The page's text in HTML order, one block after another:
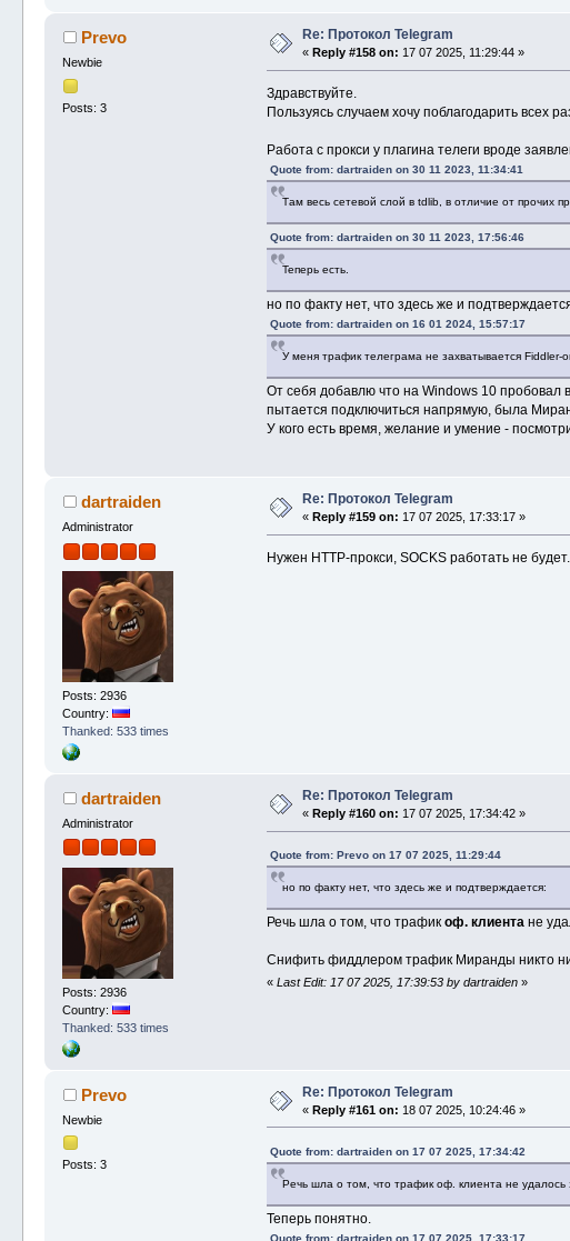
Prevo
Newbie
Posts: 3
Re: Протокол Telegram
« Reply #158 on: 17 07 2025, 11:29:44 »
Здравствуйте.
Пользуясь случаем хочу поблагодарить всех
Работа с прокси у плагина телеги вроде
Quote from: dartraiden on 30 11 2023, 11:34:41
Там весь сетевой слой в tdlib, в отличие от прочих
Quote from: dartraiden on 30 11 2023, 17:56:46
Теперь есть.
но по факту нет, что здесь же и
Quote from: dartraiden on 16 01 2024, 15:57:17
У меня трафик телеграма не захватывается Fiddler-
От себя добавлю что на Windows 10 пробовал
пытается подключиться напрямую, была
У кого есть время, желание и умение -
dartraiden
Administrator
Posts: 2936
Country:
Thanked: 533 times
Re: Протокол Telegram
« Reply #159 on: 17 07 2025, 17:33:17 »
Нужен HTTP-прокси, SOCKS работать не будет.
dartraiden
Administrator
Posts: 2936
Country:
Thanked: 533 times
Re: Протокол Telegram
« Reply #160 on: 17 07 2025, 17:34:42 »
Quote from: Prevo on 17 07 2025, 11:29:44
но по факту нет, что здесь же и подтверждается:
Речь шла о том, что трафик оф. клиентане
Снифить фиддлером трафик Миранды никто
« Last Edit: 17 07 2025, 17:39:53 by dartraiden»
Prevo
Newbie
Posts: 3
Re: Протокол Telegram
«Reply #161 on: 18 07 2025, 10:24:46 »
Quote from: dartraiden on 17 07 2025, 17:34:42
Речь шла о том, что трафик оф. клиента не удалось
Теперь понятно.
Quote from: dartraiden on 17 07 2025, 17:33:17